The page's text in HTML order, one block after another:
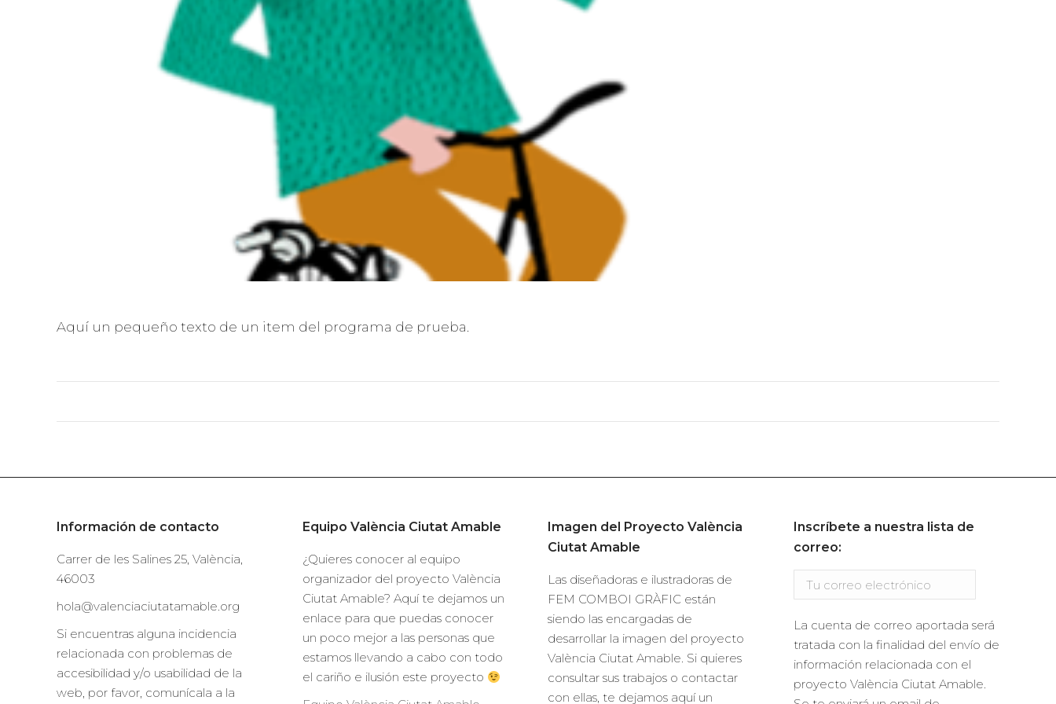
Aquí un pequeño texto de un item del programa de prueba.
entre
Información de contacto
Carrer de les Salines 25, València,
46003
hola@valenciaciutatamable.org
Si encuentras alguna incidencia
relacionada con problemas de
accesibilidad y/o usabilidad de la
web, por favor, comunícala a la
Equipo València Ciutat Amable
¿Quieres conocer al equipo
organizador del proyecto València
Ciutat Amable? Aquí te dejamos un
enlace para que puedas conocer
un poco mejor a las personas que
estamos llevando a cabo con todo
el cariño e ilusión este proyecto
Imagen del Proyecto València
Ciutat Amable
Las diseñadoras e ilustradoras de
FEM COMBOI GRÀFIC están
siendo las encargadas de
desarrollar la imagen del proyecto
València Ciutat Amable. Si quieres
consultar sus trabajos o contactar
con ellas, te dejamos aquí un
Inscríbete a nuestra lista de
correo:
La cuenta de correo aportada será
tratada con la finalidad del envío de
información relacionada con el
proyecto València Ciutat Amable.